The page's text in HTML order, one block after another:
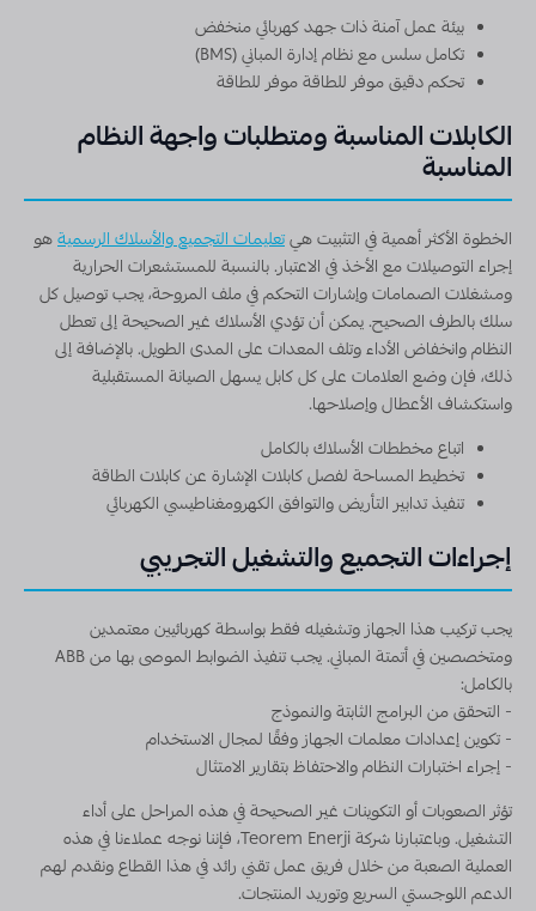
بيئة عمل آمنة ذات جهد كهربائي منخفض
تكامل سلس مع نظام إدارة المباني (BMS)
تحكم دقيق موفر للطاقة موفر للطاقة
الكابلات المناسبة ومتطلبات واجهة النظام
المناسبة
الخطوة الأكثر أهمية في التثبيت هيتعليمات التجميع والأسلاك الرسميةهو
إجراء التوصيلات مع الأخذ في الاعتبار. بالنسبة للمستشعرات الحرارية
ومشغلات الصمامات وإشارات التحكم في ملف المروحة، يجب توصيل كل
سلك بالطرف الصحيح. يمكن أن تؤدي الأسلاك غير الصحيحة إلى تعطل
النظام وانخفاض الأداء وتلف المعدات على المدى الطويل. بالإضافة إلى
ذلك، فإن وضع العلامات على كل كابل يسهل الصيانة المستقبلية
واستكشاف الأعطال وإصلاحها.
اتباع مخططات الأسلاك بالكامل
تخطيط المساحة لفصل كابلات الإشارة عن كابلات الطاقة
تنفيذ تدابير التأريض والتوافق الكهرومغناطيسي الكهربائي
إجراءات التجميع والتشغيل التجريبي
يجب تركيب هذا الجهاز وتشغيله فقط بواسطة كهربائيين معتمدين
ومتخصصين في أتمتة المباني. يجب تنفيذ الضوابط الموصى بها من ABB
بالكامل:
- التحقق من البرامج الثابتة والنموذج
- تكوين إعدادات معلمات الجهاز وفقًا لمجال الاستخدام
- إجراء اختبارات النظام والاحتفاظ بتقارير الامتثال
تؤثر الصعوبات أو التكوينات غير الصحيحة في هذه المراحل على أداء
التشغيل. وباعتبارنا شركة Teorem Enerji، فإننا نوجه عملاءنا في هذه
العملية الصعبة من خلال فريق عمل تقني رائد في هذا القطاع ونقدم لهم
الدعم اللوجستي السريع وتوريد المنتجات.